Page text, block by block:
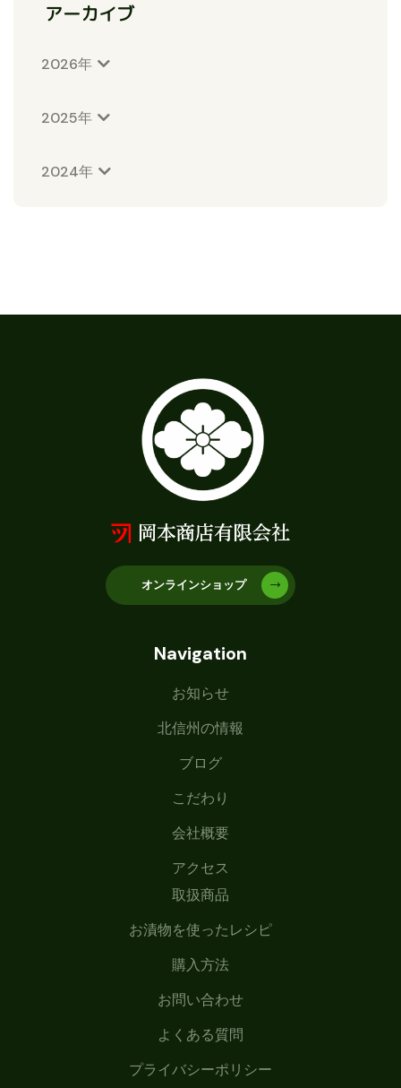
アーカイブ
2026年
2025年
2024年
オンラインショップ
Navigation
お知らせ
北信州の情報
ブログ
こだわり
会社概要
アクセス
取扱商品
お漬物を使ったレシピ
購入方法
お問い合わせ
よくある質問
プライバシーポリシー